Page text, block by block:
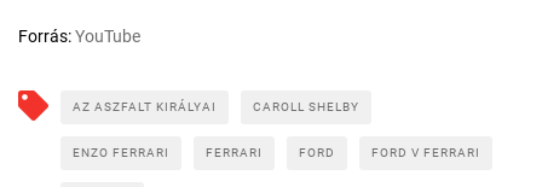
Forrás:YouTube
AZ ASZFALT KIRÁLYAI CAROLL SHELBY
ENZO FERRARI FERRARI FORD FORD V FERRARI